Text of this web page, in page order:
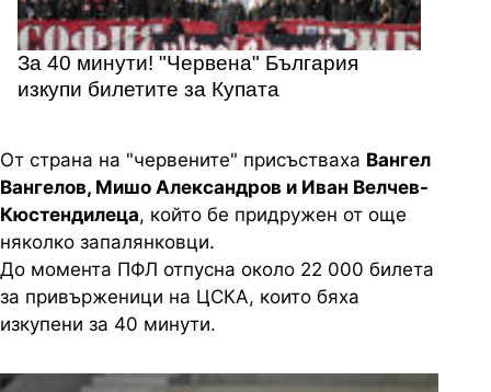
За 40 минути! "Червена" България
изкупи билетите за Купата
От страна на "червените" присъстваха Вангел
Вангелов, Мишо Александров и Иван Велчев-
Кюстендилеца, който бе придружен от още
няколко запалянковци.
До момента ПФЛ отпусна около 22 000 билета
за привърженици на ЦСКА, които бяха
изкупени за 40 минути.